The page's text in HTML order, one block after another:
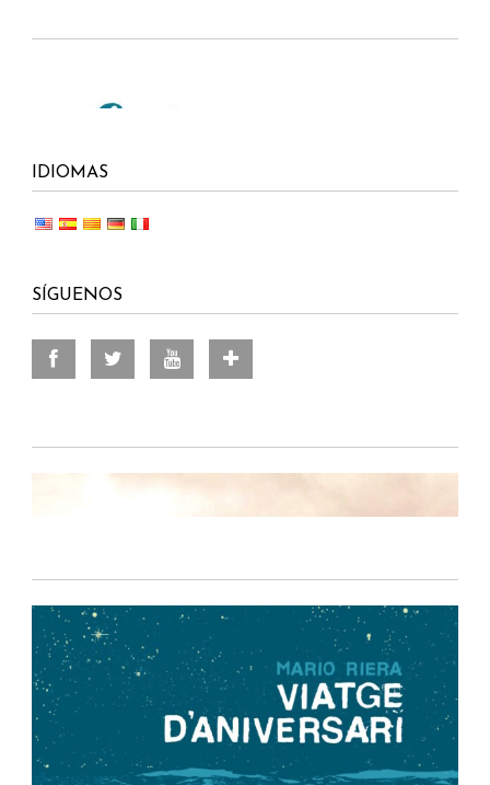
IDIOMAS
SÍGUENOS